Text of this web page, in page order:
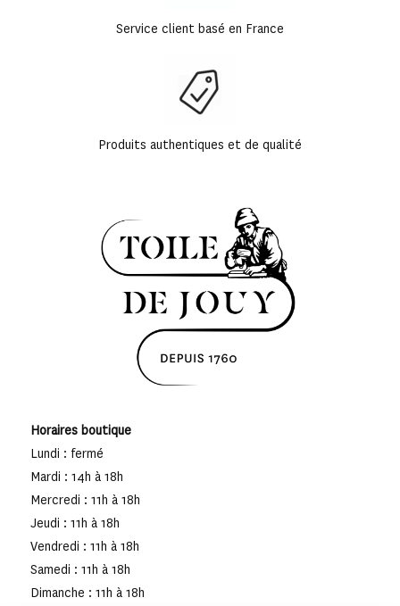
Service client basé en France
Produits authentiques et de qualité
Horaires boutique
Lundi : fermé
Mardi : 14h à 18h
Mercredi : 11h à 18h
Jeudi : 11h à 18h
Vendredi : 11h à 18h
Samedi : 11h à 18h
Dimanche : 11h à 18h